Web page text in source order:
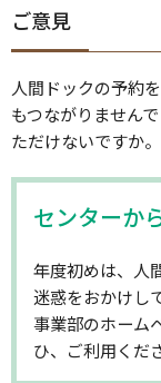
ご意見
人間ドックの予約
もつながりません
ただけないですか。
センターか
年度初めは、人
迷惑をおかけし
事業部のホーム
ひ、ご利用くだ